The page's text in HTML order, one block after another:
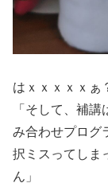
はｘｘｘｘｘぁ
「そして、補
み合わせプログ
択ミスってしま
ん